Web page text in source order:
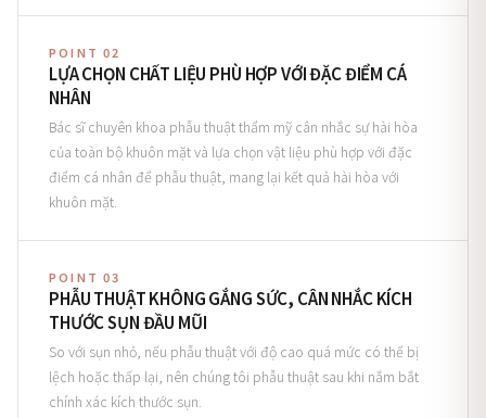
POINT 02
LỰA CHỌN CHẤT LIỆU PHÙ HỢP VỚI ĐẶC ĐIỂM CÁ
NHÂN
Bác sĩ chuyên khoa phẫu thuật thẩm mỹ cân nhắc sự hài hòa
của toàn bộ khuôn mặt và lựa chọn vật liệu phù hợp với đặc
điểm cá nhân để phẫu thuật, mang lại kết quả hài hòa với
khuôn mặt.
POINT 03
PHẪU THUẬT KHÔNG GẮNG SỨC, CÂN NHẮC KÍCH
THƯỚC SỤN ĐẦU MŨI
So với sụn nhỏ, nếu phẫu thuật với độ cao quá mức có thể bị
lệch hoặc thấp lại, nên chúng tôi phẫu thuật sau khi nắm bắt
chính xác kích thước sụn.